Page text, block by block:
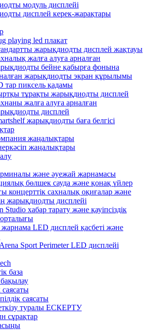
модуль дисплейі
дисплей керек-жарақтары
playing led плакат
жарықдиодты дисплей жақтауы
жалға алуға арналған
бейне қабырға фонына
жарықдиодты экран құрылымы
тар пиксель қадамы
тұрақты жарықдиодты дисплей
жалға алуға арналған
дисплей
жарықдиодты баға белгісі
жаңалықтары
жаңалықтары
және әуежай жарнамасы
бөлшек сауда және қонақ үйлер
концерттік сахналық оқиғалар және
жарықдиодты дисплейі
Studio хабар тарату және қауіпсіздік
LED дисплей қасбеті және
Sport Perimeter LED дисплейі
база
саясаты
саясаты
туралы ЕСКЕРТУ
сұрақтар